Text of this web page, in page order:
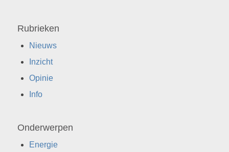
Rubrieken
Nieuws
Inzicht
Opinie
Info
Onderwerpen
Energie